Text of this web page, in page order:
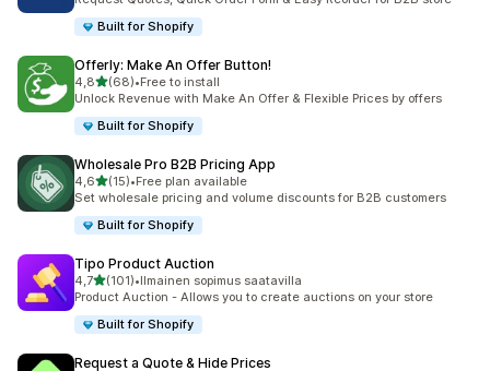
Built for Shopify
Offerly: Make An Offer Button!
4,8/ 5 tähteä
(68)
68 arvostelua yhteensä
•Free to install
Unlock Revenue with Make An Offer & Flexible Prices by offers
Built for Shopify
Wholesale Pro B2B Pricing App
4,6/ 5 tähteä
(15)
15 arvostelua yhteensä
•Free plan available
Set wholesale pricing and volume discounts for B2B customers
Built for Shopify
Tipo Product Auction
4,7/ 5 tähteä
(101)
101 arvostelua yhteensä
•Ilmainen sopimus saatavilla
Product Auction - Allows you to create auctions on your store
Built for Shopify
Request a Quote & Hide Prices